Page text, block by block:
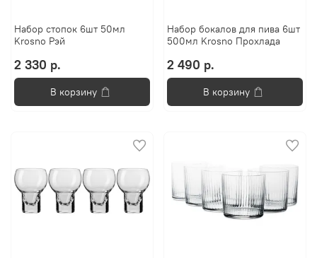
Набор стопок 6шт 50мл
Krosno Рэй
2 330 р.
В корзину
Набор бокалов для пива 6шт
500мл Krosno Прохлада
2 490 р.
В корзину